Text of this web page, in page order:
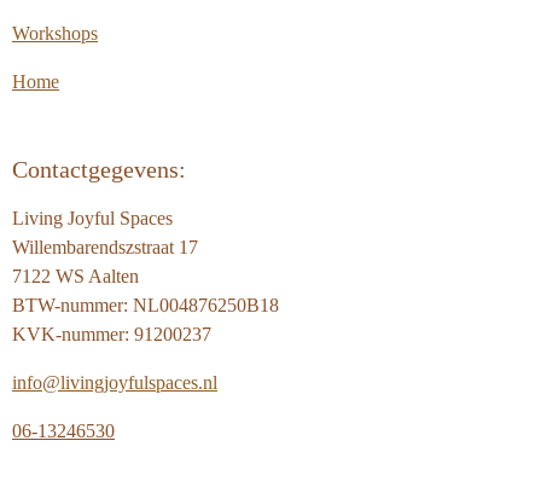
Workshops
Home
Contactgegevens:
Living Joyful Spaces
Willembarendszstraat 17
7122 WS Aalten
BTW-nummer: NL004876250B18
KVK-nummer: 91200237
info@livingjoyfulspaces.nl
06-13246530